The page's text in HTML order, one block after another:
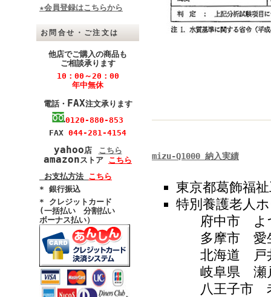
★会員登録はこちらから
お問合せ・ご注文は
他店でご購入の商品も
ご相談承ります
10：00～20：00
年中無休
電話・ FAX注文承ります
0120-880-853
FAX 044-281-4154
yahoo店 こちら
amazonストア こちら
お支払方法 こちら
* 銀行振込
* クレジットカード
(一括払い 分割払い
ボーナス払い）
mizu-Q1000 納入実績
東京都葛飾福
特別養護老人
府中市 よ
多摩市 愛
北海道 戸
岐阜県 瀬
八王子市